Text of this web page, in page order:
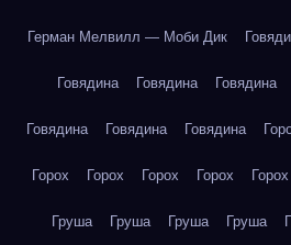
Герман Мелвилл — Моби Дик
Говядина Говядина Говядина
Говядина Говядина Говядина
Горох Горох Горох Горох Горох
Груша Груша Груша Груша